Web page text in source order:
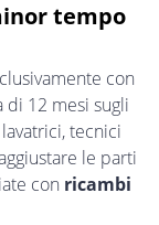
tempo
con
di 12 mesi sugli
tecnici
le parti
con ricambi